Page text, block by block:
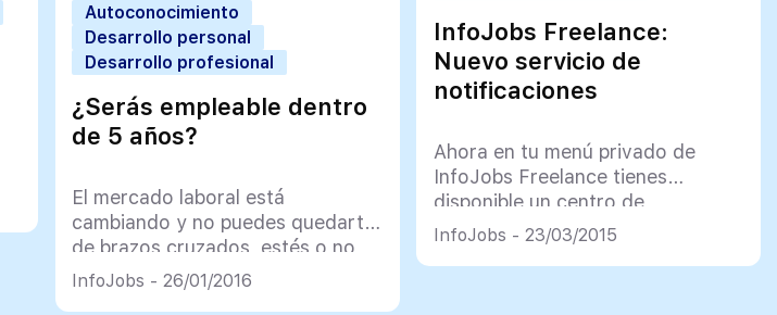
Autoconocimiento
Desarrollo personal
Desarrollo profesional
¿Serás empleable dentro
de 5 años?
El mercado laboral está
cambiando y no puedes quedarte
de brazos cruzados, estés o no
en activo. ¿Por qué? Tu futuro
profesional depende de ello
InfoJobs - 26/01/2016
InfoJobs Freelance:
Nuevo servicio de
notificaciones
Ahora en tu menú privado de
InfoJobs Freelance tienes
disponible un centro de
notificaciones que te informará
de las novedades que se
InfoJobs - 23/03/2015